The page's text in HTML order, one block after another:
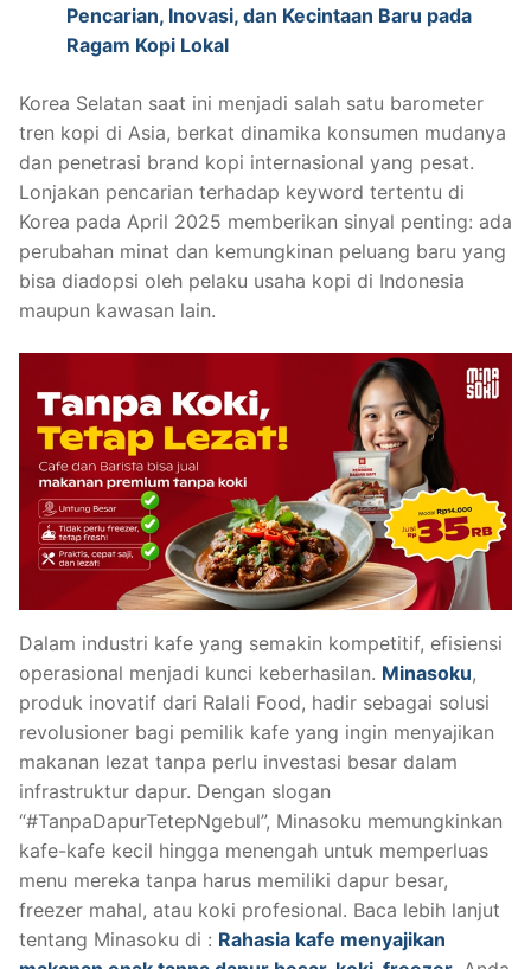
Pencarian, Inovasi, dan Kecintaan Baru pada
Ragam Kopi Lokal
Korea Selatan saat ini menjadi salah satu barometer
tren kopi di Asia, berkat dinamika konsumen mudanya
dan penetrasi brand kopi internasional yang pesat.
Lonjakan pencarian terhadap keyword tertentu di
Korea pada April 2025 memberikan sinyal penting: ada
perubahan minat dan kemungkinan peluang baru yang
bisa diadopsi oleh pelaku usaha kopi di Indonesia
maupun kawasan lain.
Dalam industri kafe yang semakin kompetitif, efisiensi
operasional menjadi kunci keberhasilan. Minasoku,
produk inovatif dari Ralali Food, hadir sebagai solusi
revolusioner bagi pemilik kafe yang ingin menyajikan
makanan lezat tanpa perlu investasi besar dalam
infrastruktur dapur. Dengan slogan
“#TanpaDapurTetepNgebul”, Minasoku memungkinkan
kafe-kafe kecil hingga menengah untuk memperluas
menu mereka tanpa harus memiliki dapur besar,
freezer mahal, atau koki profesional. Baca lebih lanjut
tentang Minasoku di : Rahasia kafe menyajikan